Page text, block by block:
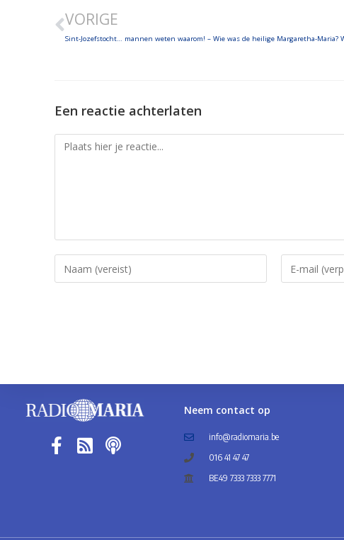
VORIGE
Een reactie achterlaten
Neem contact op
info@radiomaria.be
016 41 47 47
BE49 7333 7333 7771